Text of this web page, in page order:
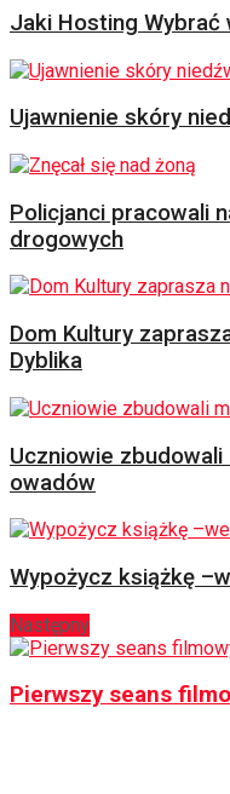
Jaki Hosting Wybrać
Ujawnienie skóry
Policjanci pracowali
drogowych
Dom Kultury
Dyblika
Uczniowie
owadów
Wypożycz książkę
Następny
Pierwszy seans